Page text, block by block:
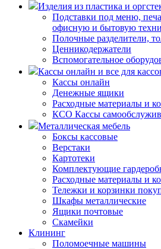
Изделия из пластика и
Подставки под меню,
офисную и бытовую
Полочные разделители,
Ценникодержатели
Вспомогательное
Кассы онлайн и все для
Кассы онлайн
Денежные ящики
Расходные материалы и
КСО Кассы
Металлическая мебель
Боксы кассовые
Верстаки
Картотеки
Комплектующие
Расходные материалы и
Тележки и корзинки
Шкафы металлические
Ящики почтовые
Скамейки
Клининг
Поломоечные машины